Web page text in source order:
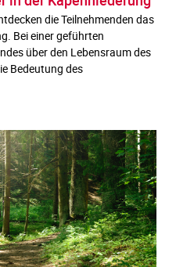
die Teilnehmenden das
Bei einer geführten
über den Lebensraum des
Bedeutung des